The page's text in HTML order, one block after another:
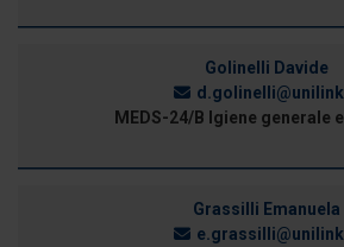
Golinelli Davide
MEDS-24/B Igiene generale
Grassilli Emanuela